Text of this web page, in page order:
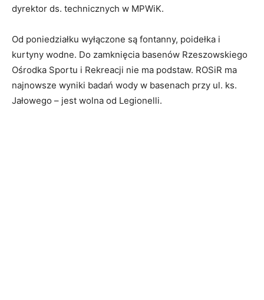
dyrektor ds. technicznych w MPWiK.
Od poniedziałku wyłączone są fontanny, poidełka i
kurtyny wodne. Do zamknięcia basenów Rzeszowskiego
Ośrodka Sportu i Rekreacji nie ma podstaw. ROSiR ma
najnowsze wyniki badań wody w basenach przy ul. ks.
Jałowego – jest wolna od Legionelli.